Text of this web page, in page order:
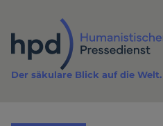
Inhalt
Der säkulare Blick auf die Welt.